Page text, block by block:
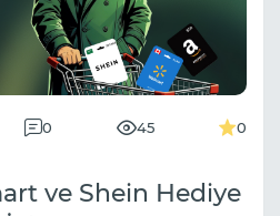
0 45 0
ve Shein Hediye